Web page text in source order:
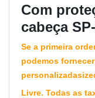
Com
cabeça
Se a primeira
podemos
personalizadasize
Livre. Todas as